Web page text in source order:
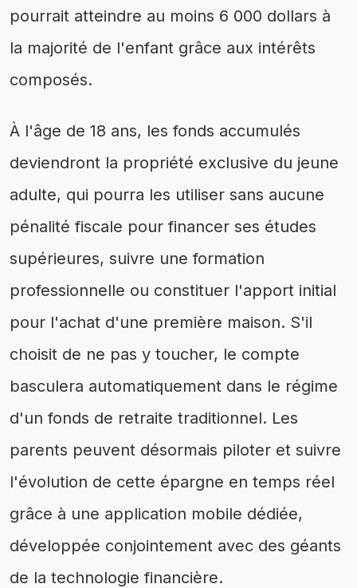
pourrait atteindre au moins 6 000 dollars à
la majorité de l'enfant grâce aux intérêts
composés.
À l'âge de 18 ans, les fonds accumulés
deviendront la propriété exclusive du jeune
adulte, qui pourra les utiliser sans aucune
pénalité fiscale pour financer ses études
supérieures, suivre une formation
professionnelle ou constituer l'apport initial
pour l'achat d'une première maison. S'il
choisit de ne pas y toucher, le compte
basculera automatiquement dans le régime
d'un fonds de retraite traditionnel. Les
parents peuvent désormais piloter et suivre
l'évolution de cette épargne en temps réel
grâce à une application mobile dédiée,
développée conjointement avec des géants
de la technologie financière.